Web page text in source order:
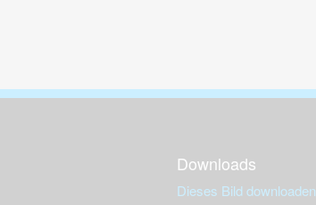
Downloads
Dieses Bild downloaden